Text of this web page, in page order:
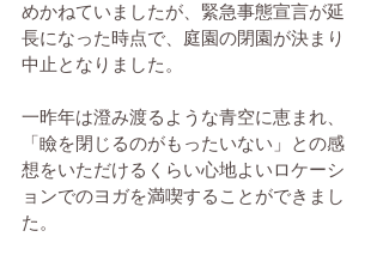
めかねていましたが、緊急事態宣言が延
長になった時点で、庭園の閉園が決まり
中止となりました。
一昨年は澄み渡るような青空に恵まれ、
「瞼を閉じるのがもったいない」との感
想をいただけるくらい心地よいロケーシ
ョンでのヨガを満喫することができまし
た。